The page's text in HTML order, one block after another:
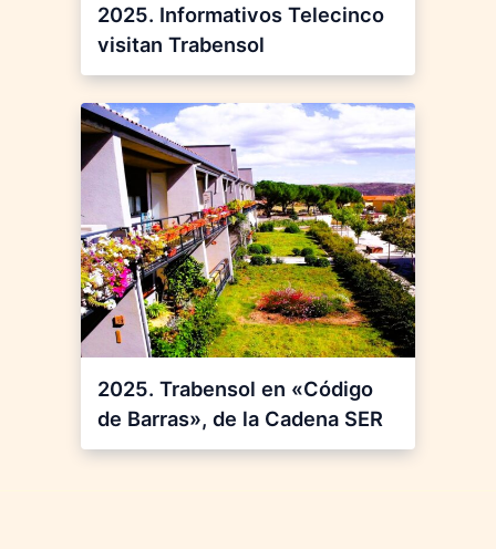
2025. Informativos Telecinco
visitan Trabensol
2025. Trabensol en «Código
de Barras», de la Cadena SER